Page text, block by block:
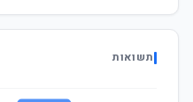
תשואות